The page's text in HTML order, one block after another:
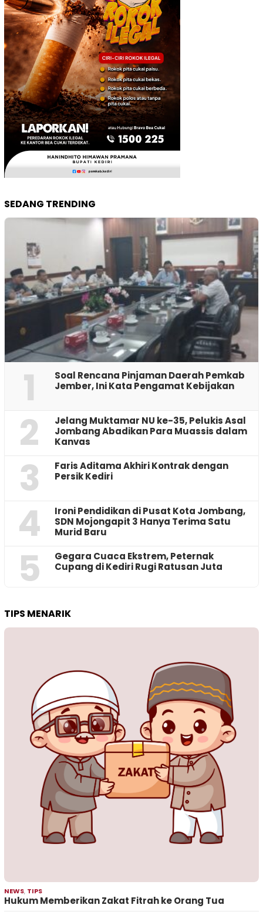
SEDANG TRENDING
1
‎Soal Rencana Pinjaman Daerah Pemkab
Jember, Ini Kata Pengamat Kebijakan ‎
2
Jelang Muktamar NU ke-35, Pelukis Asal
Jombang Abadikan Para Muassis dalam
Kanvas
3
Faris Aditama Akhiri Kontrak dengan
Persik Kediri
4
Ironi Pendidikan di Pusat Kota Jombang,
SDN Mojongapit 3 Hanya Terima Satu
Murid Baru
5
‎Gegara Cuaca Ekstrem, Peternak
Cupang di Kediri Rugi Ratusan Juta
TIPS MENARIK
NEWS, TIPS
Hukum Memberikan Zakat Fitrah ke Orang Tua